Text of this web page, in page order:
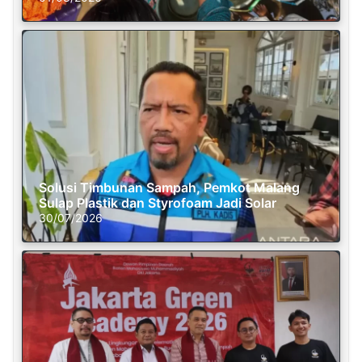
Solusi Timbunan Sampah, Pemkot Malang
Sulap Plastik dan Styrofoam Jadi Solar
30/07/2026